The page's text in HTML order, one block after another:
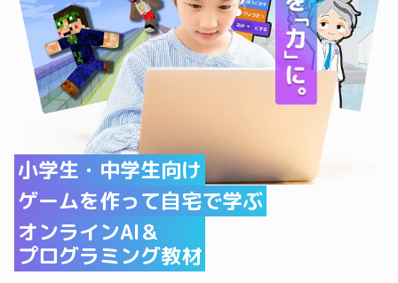
小学生・中学生向け
ゲームを作って自宅で学ぶ
オンラインAI＆
プログラミング教材